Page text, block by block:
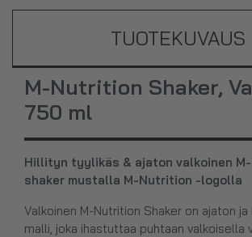
TUOTEKUVAUS
M-Nutrition Shaker,
750 ml
Hillityn tyylikäs & ajaton valkoinen
shaker mustalla M-Nutrition -logolla
Valkoinen M-Nutrition Shaker on ajaton
malli, joka ihastuttaa puhtaan valkoisella